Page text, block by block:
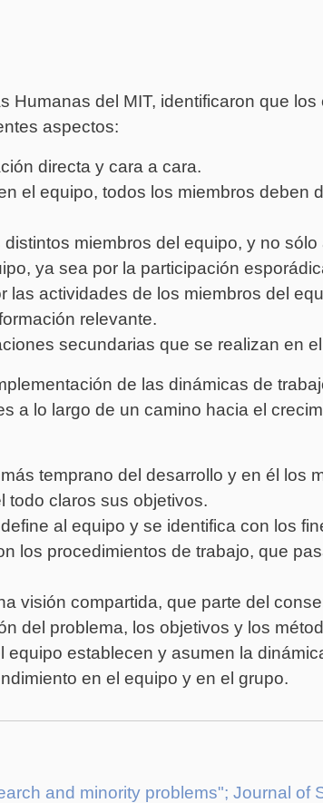
Humanas del MIT, identificaron que los
aspectos:
directa y cara a cara.
el equipo, todos los miembros deben
miembros del equipo, y no sólo
ya sea por la participación
las actividades de los miembros del
relevante.
secundarias que se realizan en
de las dinámicas de
a lo largo de un camino hacia el
temprano del desarrollo y en él los
todo claros sus objetivos.
al equipo y se identifica con los
los procedimientos de trabajo, que
visión compartida, que parte del
del problema, los objetivos y los
equipo establecen y asumen la
en el equipo y en el grupo.
and minority problems"; Journal of